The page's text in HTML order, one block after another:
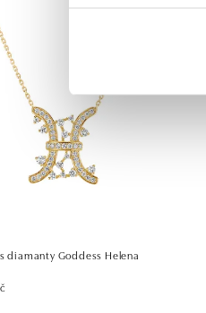
diamanty Goddess Helena